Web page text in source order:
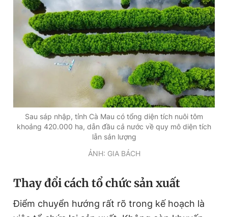
Sau sáp nhập, tỉnh Cà Mau có tổng diện tích nuôi tôm
khoảng 420.000 ha, dẫn đầu cả nước về quy mô diện tích
lẫn sản lượng
ẢNH: GIA BÁCH
Thay đổi cách tổ chức sản xuất
Điểm chuyển hướng rất rõ trong kế hoạch là